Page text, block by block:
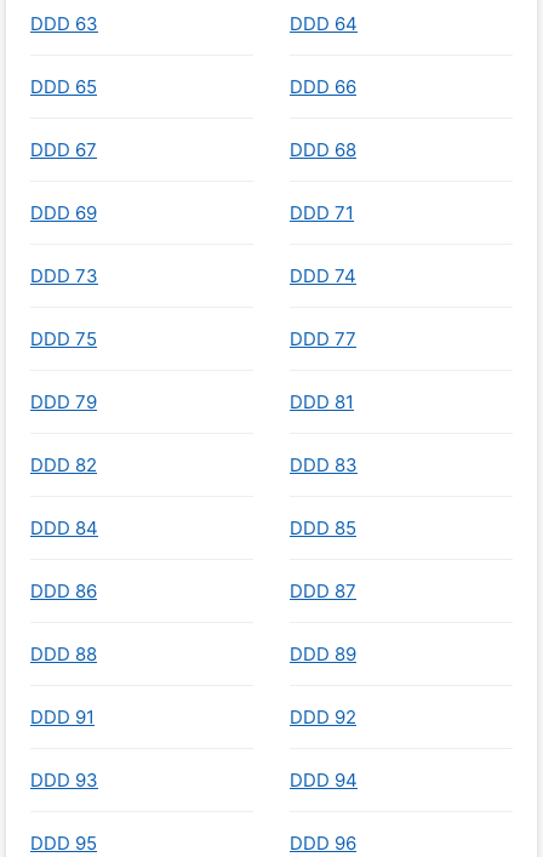
DDD 63 DDD 64
DDD 65 DDD 66
DDD 67 DDD 68
DDD 69 DDD 71
DDD 73 DDD 74
DDD 75 DDD 77
DDD 79 DDD 81
DDD 82 DDD 83
DDD 84 DDD 85
DDD 86 DDD 87
DDD 88 DDD 89
DDD 91 DDD 92
DDD 93 DDD 94
DDD 95 DDD 96